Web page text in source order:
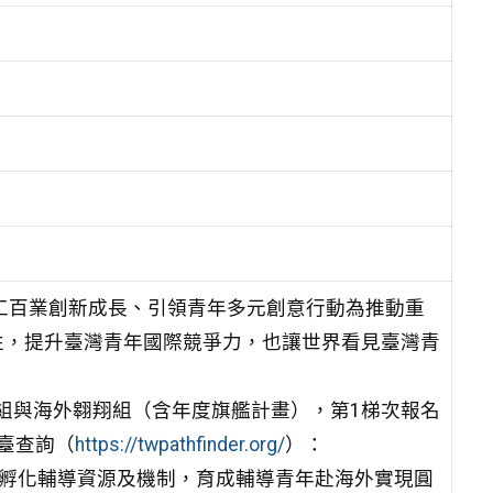
業創 新成長、引領青年多元創意行動為推動重
提升臺灣青年國 際競爭力，也讓世界看見臺灣青
與海外翱翔組（含年度旗艦計畫），第1梯次報名
查詢 （https://twpathfinder.org/）：
化輔導資源及機制，育成輔導青年赴海外實現圓